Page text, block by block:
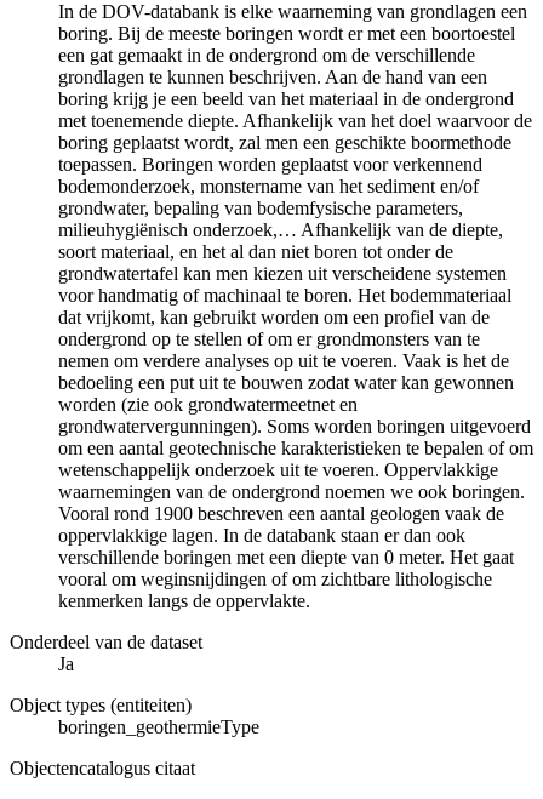
In de DOV-databank is elke waarneming van grondlagen een
boring. Bij de meeste boringen wordt er met een boortoestel
een gat gemaakt in de ondergrond om de verschillende
grondlagen te kunnen beschrijven. Aan de hand van een
boring krijg je een beeld van het materiaal in de ondergrond
met toenemende diepte. Afhankelijk van het doel waarvoor de
boring geplaatst wordt, zal men een geschikte boormethode
toepassen. Boringen worden geplaatst voor verkennend
bodemonderzoek, monstername van het sediment en/of
grondwater, bepaling van bodemfysische parameters,
milieuhygiënisch onderzoek,… Afhankelijk van de diepte,
soort materiaal, en het al dan niet boren tot onder de
grondwatertafel kan men kiezen uit verscheidene systemen
voor handmatig of machinaal te boren. Het bodemmateriaal
dat vrijkomt, kan gebruikt worden om een profiel van de
ondergrond op te stellen of om er grondmonsters van te
nemen om verdere analyses op uit te voeren. Vaak is het de
bedoeling een put uit te bouwen zodat water kan gewonnen
worden (zie ook grondwatermeetnet en
grondwatervergunningen). Soms worden boringen uitgevoerd
om een aantal geotechnische karakteristieken te bepalen of om
wetenschappelijk onderzoek uit te voeren. Oppervlakkige
waarnemingen van de ondergrond noemen we ook boringen.
Vooral rond 1900 beschreven een aantal geologen vaak de
oppervlakkige lagen. In de databank staan er dan ook
verschillende boringen met een diepte van 0 meter. Het gaat
vooral om weginsnijdingen of om zichtbare lithologische
kenmerken langs de oppervlakte.
Onderdeel van de dataset
Ja
Object types (entiteiten)
boringen_geothermieType
Objectencatalogus citaat